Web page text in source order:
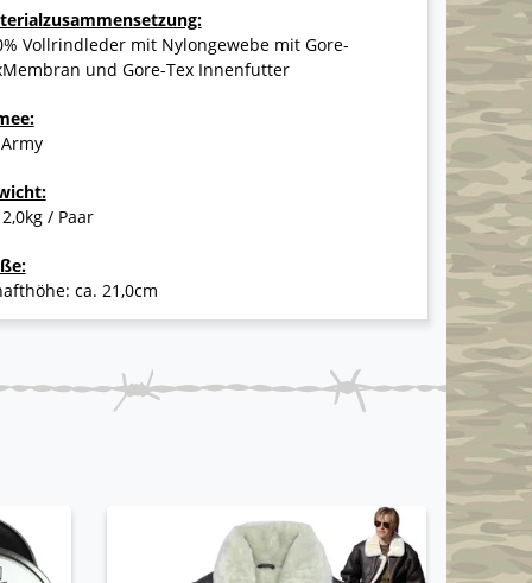
Vollrindleder mit Nylongewebe mit Gore-
und Gore-Tex Innenfutter
/ Paar
ca. 21,0cm